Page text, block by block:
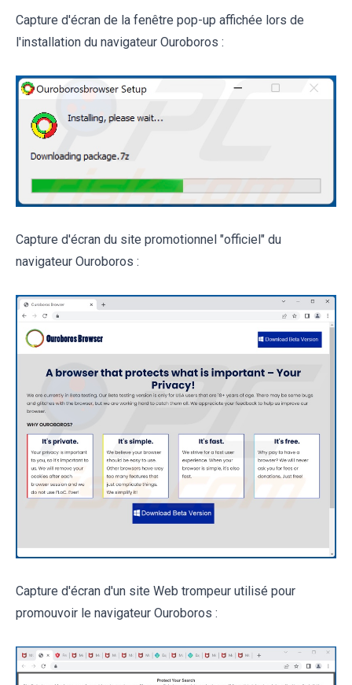
Capture d'écran de la fenêtre pop-up affichée lors de
l'installation du navigateur Ouroboros :
Capture d'écran du site promotionnel "officiel" du
navigateur Ouroboros :
Capture d'écran d'un site Web trompeur utilisé pour
promouvoir le navigateur Ouroboros :